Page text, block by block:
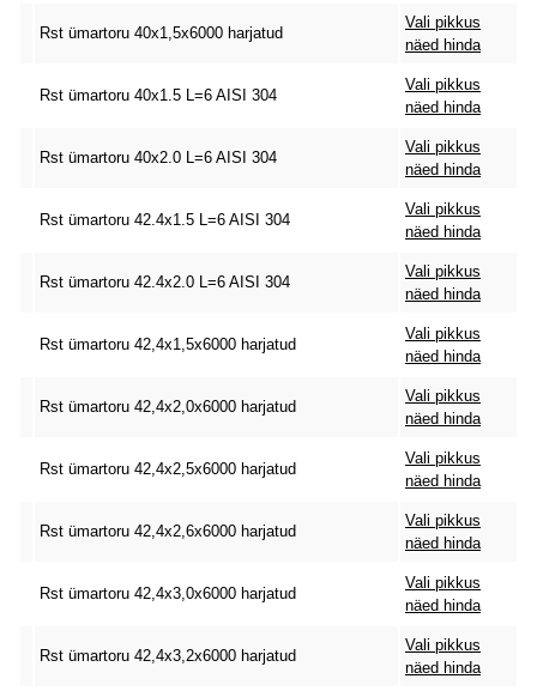
Rst ümartoru 40x1,5x6000 harjatud
Vali pikkus
näed hinda
Rst ümartoru 40x1.5 L=6 AISI 304
Vali pikkus
näed hinda
Rst ümartoru 40x2.0 L=6 AISI 304
Vali pikkus
näed hinda
Rst ümartoru 42.4x1.5 L=6 AISI 304
Vali pikkus
näed hinda
Rst ümartoru 42.4x2.0 L=6 AISI 304
Vali pikkus
näed hinda
Rst ümartoru 42,4x1,5x6000 harjatud
Vali pikkus
näed hinda
Rst ümartoru 42,4x2,0x6000 harjatud
Vali pikkus
näed hinda
Rst ümartoru 42,4x2,5x6000 harjatud
Vali pikkus
näed hinda
Rst ümartoru 42,4x2,6x6000 harjatud
Vali pikkus
näed hinda
Rst ümartoru 42,4x3,0x6000 harjatud
Vali pikkus
näed hinda
Rst ümartoru 42,4x3,2x6000 harjatud
Vali pikkus
näed hinda